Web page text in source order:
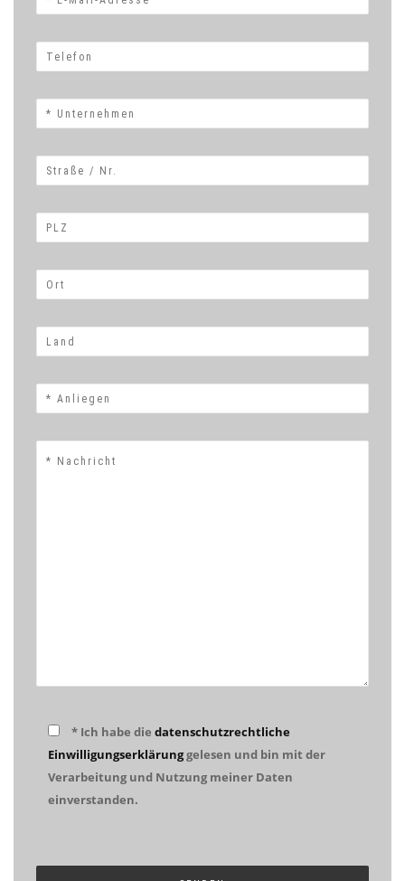
* Ich habe die datenschutzrechtliche
Einwilligungserklärunggelesen und bin mit der
Verarbeitung und Nutzung meiner Daten
einverstanden.